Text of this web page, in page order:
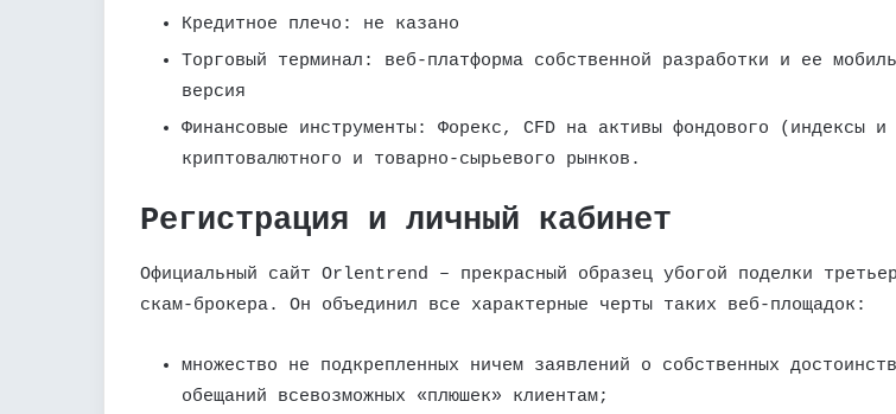
Кредитное плечо: не казано
Торговый терминал: веб-платформа собственной разработки и ее
версия
Финансовые инструменты: Форекс, CFD на активы фондового (индексы и
криптовалютного и товарно-сырьевого рынков.
Регистрация и личный кабинет
Официальный сайт Orlentrend – прекрасный образец убогой поделки
скам-брокера. Он объединил все характерные черты таких веб-площадок:
множество не подкрепленных ничем заявлений о собственных
обещаний всевозможных «плюшек» клиентам;